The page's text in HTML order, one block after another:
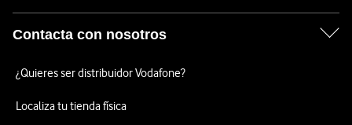
Contacta con nosotros
¿Quieres ser distribuidor Vodafone?
Localiza tu tienda física